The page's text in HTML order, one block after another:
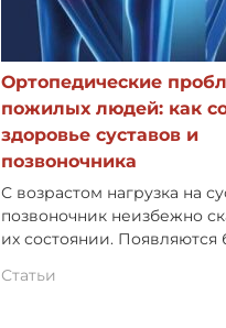
Ортопедические
пожилых людей: как
здоровье суставов и
позвоночника
С возрастом нагрузка на
позвоночник неизбежно
их состоянии. Появляются
Статьи